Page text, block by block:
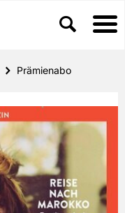
Prämienabo